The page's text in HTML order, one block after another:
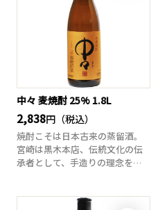
中々 麦焼酎 25% 1.8L
2,838円（税込）
焼酎こそは日本古来の蒸留酒。
宮崎は黒木本店、伝統文化の伝
承者として、手造りの理念を徹